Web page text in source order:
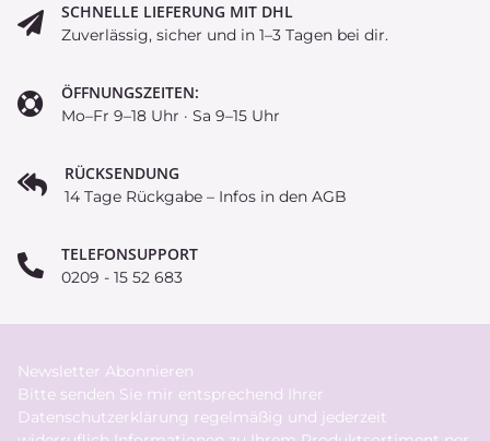
SCHNELLE LIEFERUNG MIT DHL
Zuverlässig, sicher und in 1–3 Tagen bei dir.
ÖFFNUNGSZEITEN:
Mo–Fr 9–18 Uhr · Sa 9–15 Uhr
RÜCKSENDUNG
14 Tage Rückgabe – Infos in den AGB
TELEFONSUPPORT
0209 - 15 52 683
Newsletter Abonnieren
Bitte senden Sie mir entsprechend Ihrer
Datenschutzerklärung regelmäßig und jederzeit